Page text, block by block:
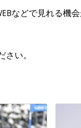
などで見れる機
さい。